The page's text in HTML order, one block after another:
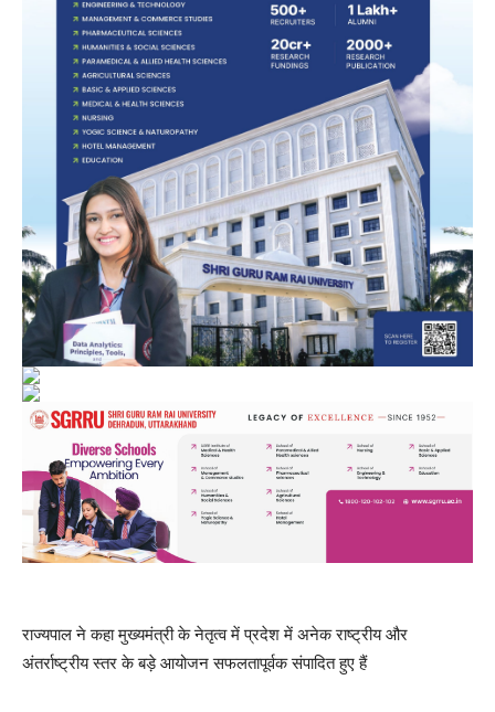
राज्यपाल ने कहा मुख्यमंत्री के नेतृत्व में प्रदेश में अनेक राष्ट्रीय और
अंतर्राष्ट्रीय स्तर के बड़े आयोजन सफलतापूर्वक संपादित हुए हैं